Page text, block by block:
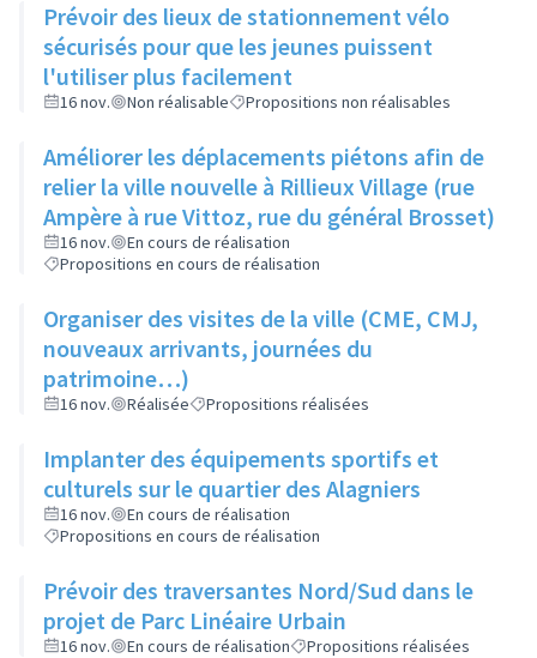
Prévoir des lieux de stationnement vélo
sécurisés pour que les jeunes puissent
l'utiliser plus facilement
16 nov. Non réalisable Propositions non réalisables
Améliorer les déplacements piétons afin de
relier la ville nouvelle à Rillieux Village (rue
Ampère à rue Vittoz, rue du général Brosset)
16 nov.
En cours de réalisation
Propositions en cours de réalisation
Organiser des visites de la ville (CME, CMJ,
nouveaux arrivants, journées du
patrimoine…)
16 nov. Réalisée Propositions réalisées
Implanter des équipements sportifs et
culturels sur le quartier des Alagniers
16 nov.
En cours de réalisation
Propositions en cours de réalisation
Prévoir des traversantes Nord/Sud dans le
projet de Parc Linéaire Urbain
16 nov. En cours de réalisation Propositions réalisées